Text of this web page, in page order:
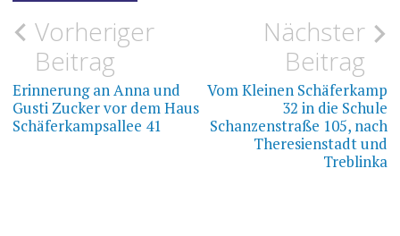
Beitragsnavigation
Vorheriger
Beitrag
Erinnerung an Anna und
Gusti Zucker vor dem Haus
Schäferkampsallee 41
Nächster
Beitrag
Vom Kleinen Schäferkamp
32 in die Schule
Schanzenstraße 105, nach
Theresienstadt und
Treblinka